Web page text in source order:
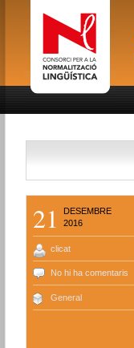
21
DESEMBRE
2016
clicat
No hi ha comentaris
General